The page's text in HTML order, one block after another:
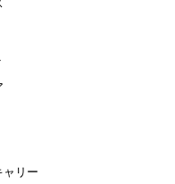
ャリー